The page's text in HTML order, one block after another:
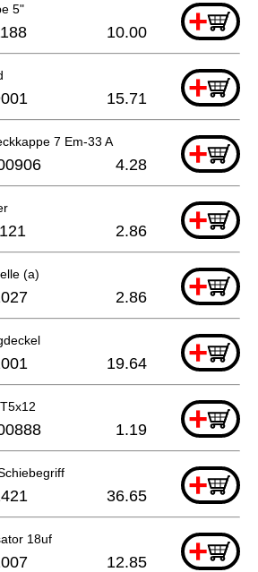
5" +
10.00
+
15.71
7 Em-33 A +
4.28
+
2.86
(a) +
2.86
+
19.64
+
1.19
+
36.65
18uf +
12.85